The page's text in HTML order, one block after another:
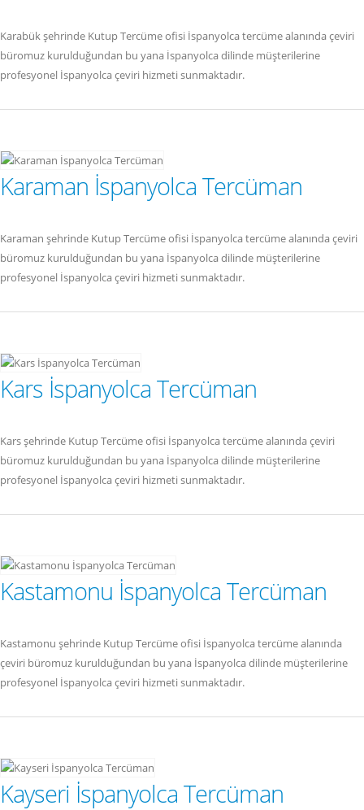
Karabük şehrinde Kutup Tercüme ofisi İspanyolca tercüme alanında çeviri
büromuz kurulduğundan bu yana İspanyolca dilinde müşterilerine
profesyonel İspanyolca çeviri hizmeti sunmaktadır.
Karaman İspanyolca Tercüman
Karaman şehrinde Kutup Tercüme ofisi İspanyolca tercüme alanında çeviri
büromuz kurulduğundan bu yana İspanyolca dilinde müşterilerine
profesyonel İspanyolca çeviri hizmeti sunmaktadır.
Kars İspanyolca Tercüman
Kars şehrinde Kutup Tercüme ofisi İspanyolca tercüme alanında çeviri
büromuz kurulduğundan bu yana İspanyolca dilinde müşterilerine
profesyonel İspanyolca çeviri hizmeti sunmaktadır.
Kastamonu İspanyolca Tercüman
Kastamonu şehrinde Kutup Tercüme ofisi İspanyolca tercüme alanında
çeviri büromuz kurulduğundan bu yana İspanyolca dilinde müşterilerine
profesyonel İspanyolca çeviri hizmeti sunmaktadır.
Kayseri İspanyolca Tercüman